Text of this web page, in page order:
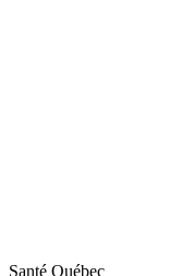
Santé Québec